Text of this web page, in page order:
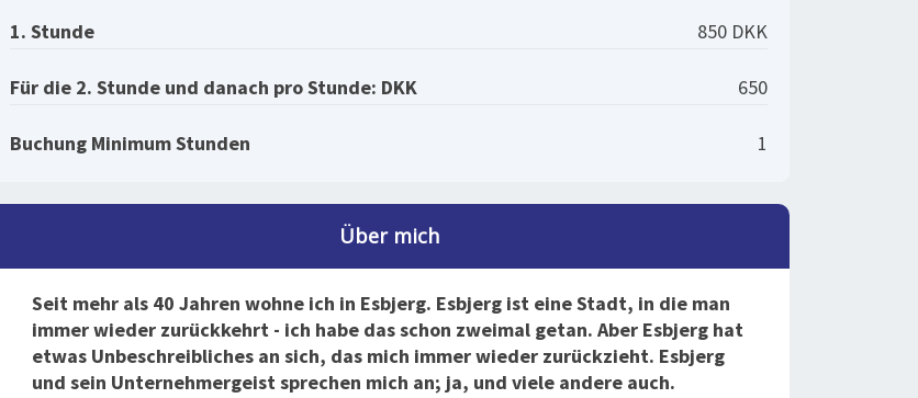
1. Stunde 850 DKK
Für die 2. Stunde und danach pro Stunde: DKK 650
Buchung Minimum Stunden 1
Über mich
Seit mehr als 40 Jahren wohne ich in Esbjerg. Esbjerg ist eine Stadt, in die man
immer wieder zurückkehrt - ich habe das schon zweimal getan. Aber Esbjerg hat
etwas Unbeschreibliches an sich, das mich immer wieder zurückzieht. Esbjerg
und sein Unternehmergeist sprechen mich an; ja, und viele andere auch.